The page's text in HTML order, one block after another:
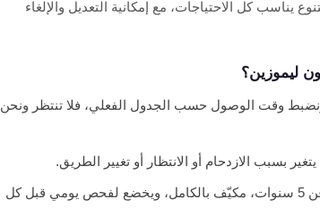
يناسب كل الاحتياجات، مع إمكانية التعديل والإلغاء
ليموزين؟
ونضبط وقت الوصول حسب الجدول الفعلي، فلا تنتظر ونحن
بسبب الازدحام أو الانتظار أو تغيير الطريق.
أسطول لا يزيد عمره عن 5 سنوات، مكيّف بالكامل، ويخضع لفحص يومي قبل كل